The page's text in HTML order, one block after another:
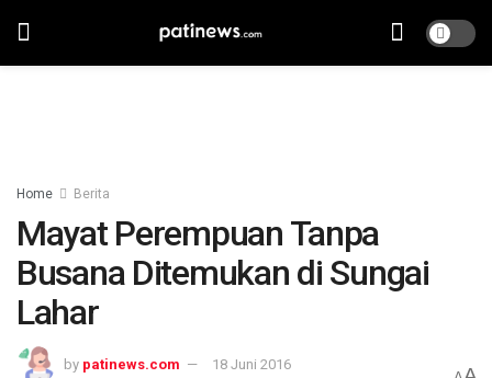
Home Berita
Mayat Perempuan Tanpa
Busana Ditemukan di Sungai
Lahar
by patinews.com
18 Juni 2016